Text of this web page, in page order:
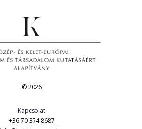
© 2026
Kapcsolat
+36 70 374 8687